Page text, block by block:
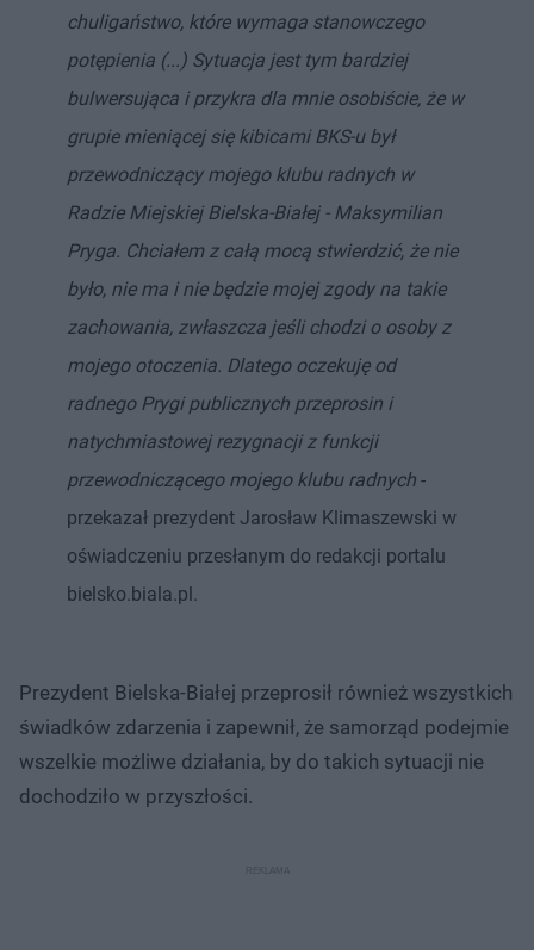
chuligaństwo, które wymaga stanowczego
potępienia (...) Sytuacja jest tym bardziej
bulwersująca i przykra dla mnie osobiście, że w
grupie mieniącej się kibicami BKS-u był
przewodniczący mojego klubu radnych w
Radzie Miejskiej Bielska-Białej - Maksymilian
Pryga. Chciałem z całą mocą stwierdzić, że nie
było, nie ma i nie będzie mojej zgody na takie
zachowania, zwłaszcza jeśli chodzi o osoby z
mojego otoczenia. Dlatego oczekuję od
radnego Prygi publicznych przeprosin i
natychmiastowej rezygnacji z funkcji
przewodniczącego mojego klubu radnych -
przekazał prezydent Jarosław Klimaszewski w
oświadczeniu przesłanym do redakcji portalu
bielsko.biala.pl.
Prezydent Bielska-Białej przeprosił również wszystkich
świadków zdarzenia i zapewnił, że samorząd podejmie
wszelkie możliwe działania, by do takich sytuacji nie
dochodziło w przyszłości.